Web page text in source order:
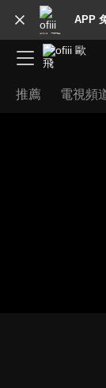
APP
推薦 電視頻